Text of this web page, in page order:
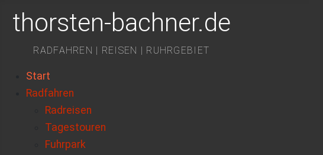
thorsten-bachner.de
RADFAHREN | REISEN | RUHRGEBIET
Start
Radfahren
Radreisen
Tagestouren
Fuhrpark